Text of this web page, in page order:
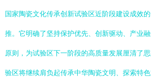
国家陶瓷文化传承创新试验区近阶段建设成效
推。它明确了坚持保护优先、创新驱动、产业
原则，为试验区下一阶段的高质量发展厘清了
验区将继续肩负起传承中华陶瓷文明、探索特